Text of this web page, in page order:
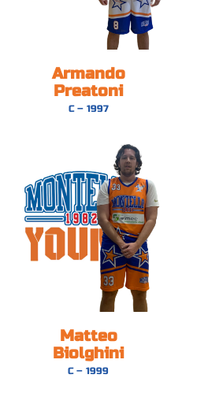
Armando
Preatoni
C – 1997
Matteo
Biolghini
C – 1999